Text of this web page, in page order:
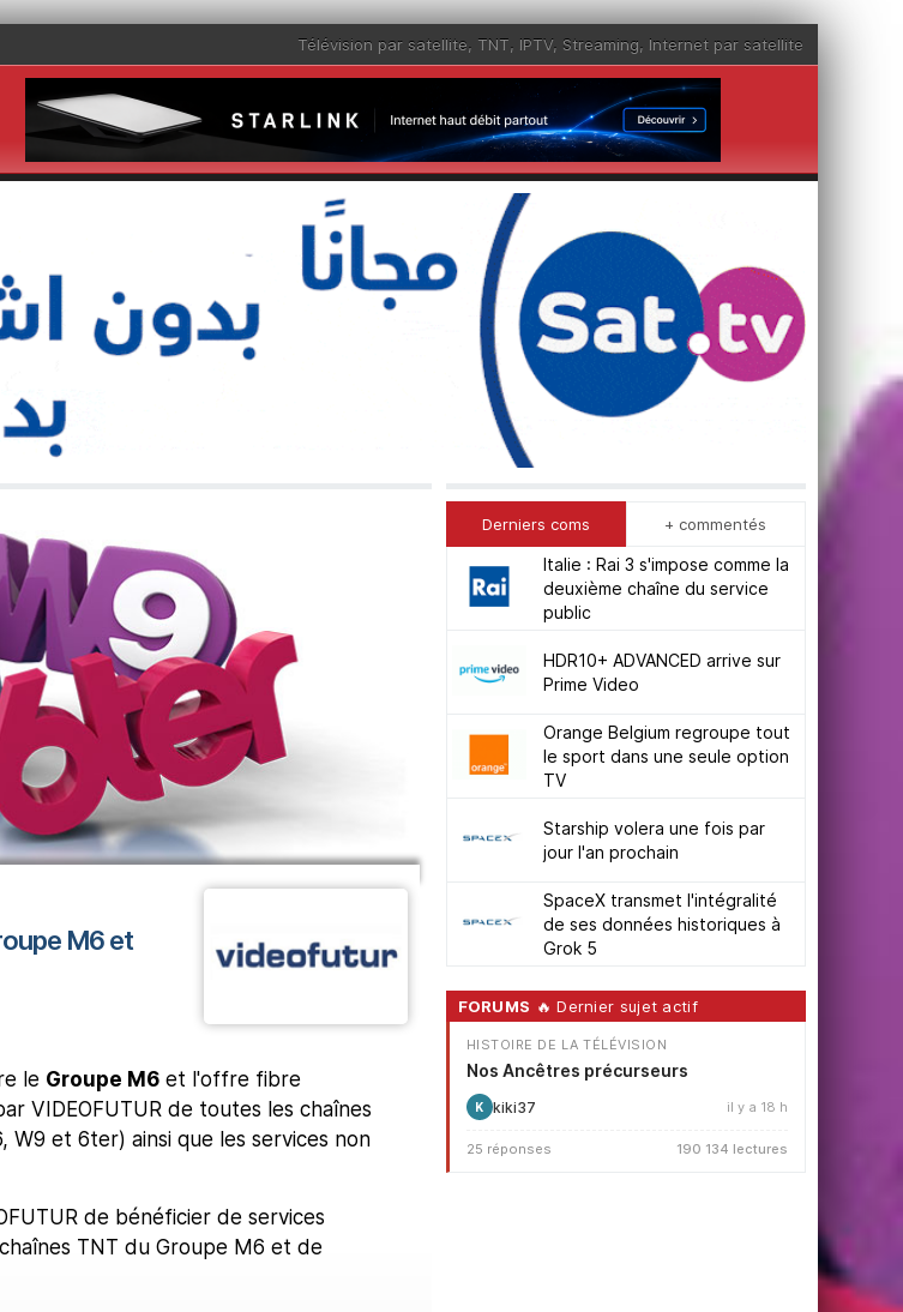
Télévision par satellite, TNT, IPTV, Streaming, Internet par satellite
M6 et
le Groupe M6et l'offre fibre
VIDEOFUTUR de toutes les chaînes
et 6ter) ainsi que les services non
de bénéficier de services
TNT du Groupe M6 et de
Derniers coms + commentés
Italie : Rai 3 s'impose comme la
deuxième chaîne du service
public
HDR10+ ADVANCED arrive sur
Prime Video
Orange Belgium regroupe tout
le sport dans une seule option
TV
Starship volera une fois par
jour l'an prochain
SpaceX transmet l'intégralité
de ses données historiques à
Grok 5
FORUMS 🔥 Dernier sujet actif
HISTOIRE DE LA TÉLÉVISION
Nos Ancêtres précurseurs
K kiki37 il y a 18 h
25 réponses 190 134 lectures